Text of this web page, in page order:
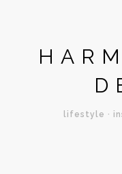
lifestyle ·